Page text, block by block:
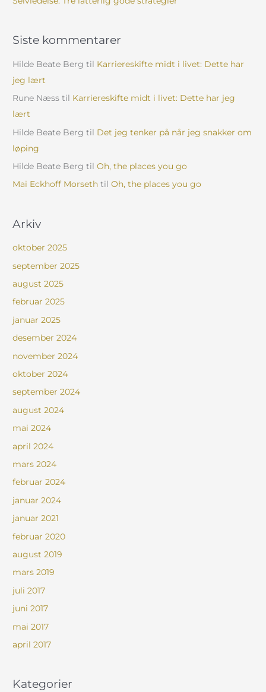
Siste kommentarer
Hilde Beate Berg til Karriereskifte midt i livet: Dette har
jeg lært
Rune Næss til Karriereskifte midt i livet: Dette har jeg
lært
Hilde Beate Berg til Det jeg tenker på når jeg snakker om
løping
Hilde Beate Berg tilOh, the places you go
Mai Eckhoff Morseth tilOh, the places you go
Arkiv
oktober 2025
september 2025
august 2025
februar 2025
januar 2025
desember 2024
november 2024
oktober 2024
september 2024
august 2024
mai 2024
april 2024
mars 2024
februar 2024
januar 2024
januar 2021
februar 2020
august 2019
mars 2019
juli 2017
juni 2017
mai 2017
april 2017
Kategorier